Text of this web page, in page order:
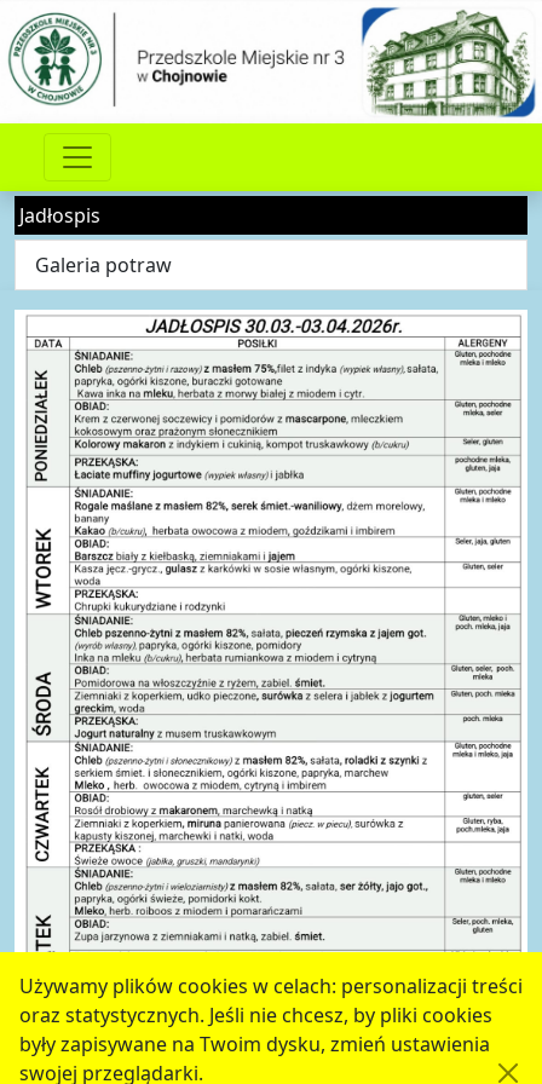
Używamy plików cookies w celach: personalizacji treści
oraz statystycznych. Jeśli nie chcesz, by pliki cookies
były zapisywane na Twoim dysku, zmień ustawienia
swojej przeglądarki.
Jadłospis
Galeria potraw
serwis jest częścią portalu miejskiegowww.chojnow.eu
przygotowanego przez
MEDIART (w